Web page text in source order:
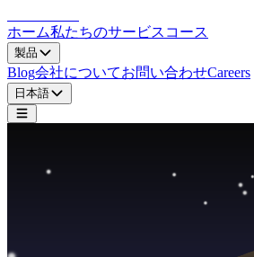
ホーム私たちのサービス コース
製品
Blog会社についてお問い合わせCareers
日本語